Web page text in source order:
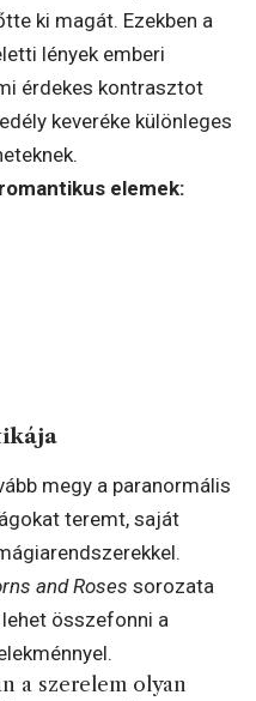
ki magát. Ezekben a
lények emberi
érdekes kontrasztot
keveréke különleges
elemek:
megy a paranormális
teremt, saját
and Roses sorozata
lehet összefonni a
a szerelem olyan